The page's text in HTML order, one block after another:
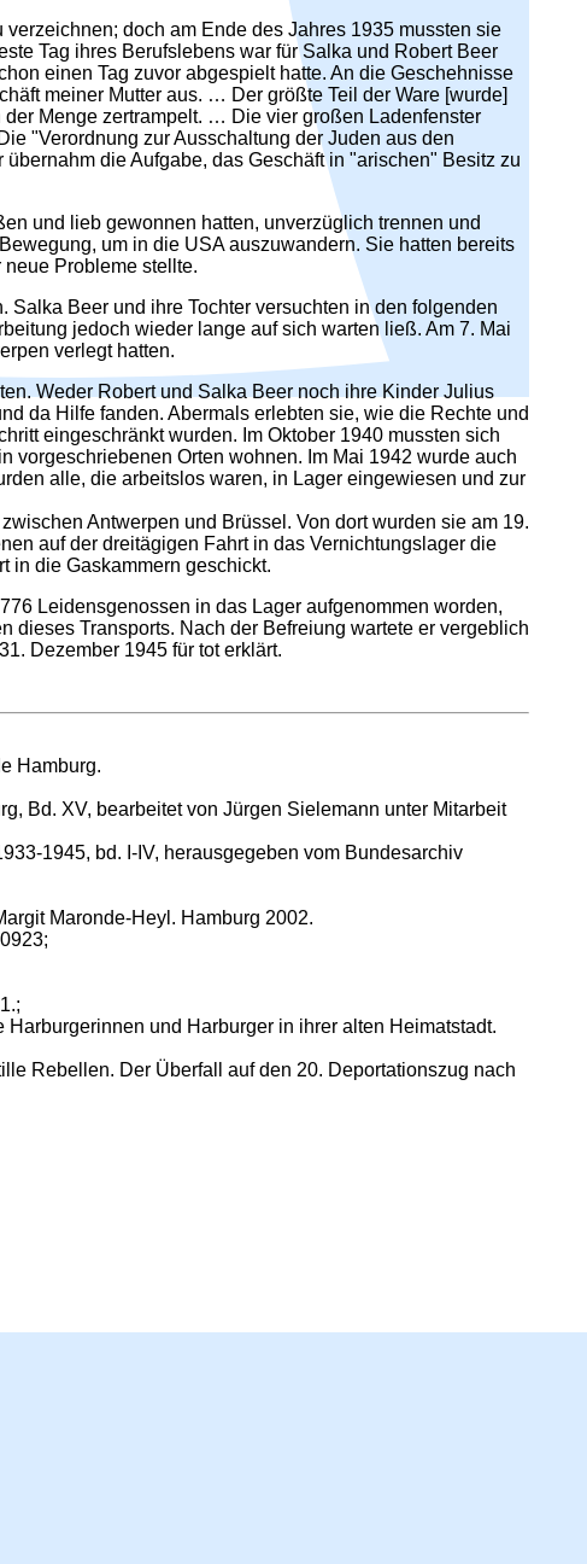
doch am Ende des Jahres 1935 mussten sie
Tag ihres Berufslebens war für Salka und Robert Beer
einen Tag zuvor abgespielt hatte. An die Geschehnisse
meiner Mutter aus. … Der größte Teil der Ware [wurde]
Menge zertrampelt. … Die vier großen Ladenfenster
"Verordnung zur Ausschaltung der Juden aus den
übernahm die Aufgabe, das Geschäft in "arischen" Besitz zu
und lieb gewonnen hatten, unverzüglich trennen und
um in die USA auszuwandern. Sie hatten bereits
Probleme stellte.
Beer und ihre Tochter versuchten in den folgenden
jedoch wieder lange auf sich warten ließ. Am 7. Mai
verlegt hatten.
Weder Robert und Salka Beer noch ihre Kinder Julius
da Hilfe fanden. Abermals erlebten sie, wie die Rechte und
eingeschränkt wurden. Im Oktober 1940 mussten sich
vorgeschriebenen Orten wohnen. Im Mai 1942 wurde auch
alle, die arbeitslos waren, in Lager eingewiesen und zur
Antwerpen und Brüssel. Von dort wurden sie am 19.
auf der dreitägigen Fahrt in das Vernichtungslager die
in die Gaskammern geschickt.
Leidensgenossen in das Lager aufgenommen worden,
dieses Transports. Nach der Befreiung wartete er vergeblich
Dezember 1945 für tot erklärt.
Hamburg.
Bd. XV, bearbeitet von Jürgen Sielemann unter Mitarbeit
1945, bd. I-IV, herausgegeben vom Bundesarchiv
Maronde-Heyl. Hamburg 2002.
und Harburger in ihrer alten Heimatstadt.
Rebellen. Der Überfall auf den 20. Deportationszug nach